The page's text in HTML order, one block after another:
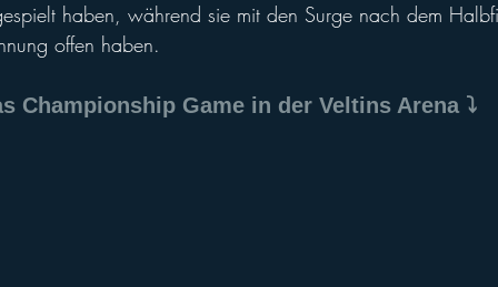
haben, während sie mit den Surge nach dem
offen haben.
Championship Game in der Veltins Arena ⤵️